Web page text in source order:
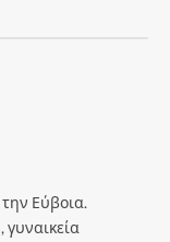
Εύβοια.
γυναικεία